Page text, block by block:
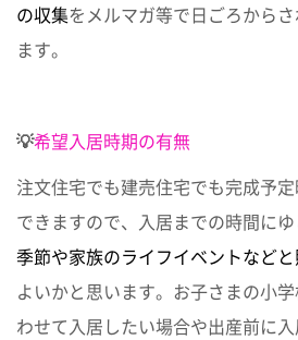
の収集をメルマガ等で日ごろから
ます。
💡希望入居時期の有無
注文住宅でも建売住宅でも完成予
できますので、入居までの時間にゆ
季節や家族のライフイベントなど
よいかと思います。お子さまの小
わせて入居したい場合や出産前に